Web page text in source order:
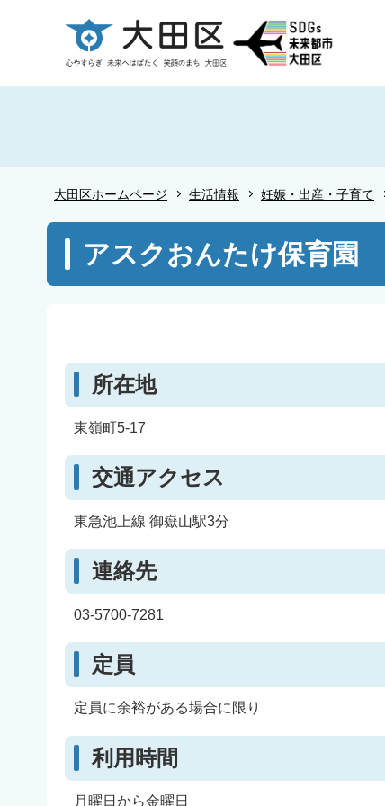
ー
大田区ホームページ 生活情報 妊娠・出産・子育て
こ
アスクおんたけ保育園
所在地
東嶺町5-17
交通アクセス
東急池上線 御嶽山駅3分
連絡先
03‐5700-7281
定員
定員に余裕がある場合に限り
利用時間
月曜日から金曜日